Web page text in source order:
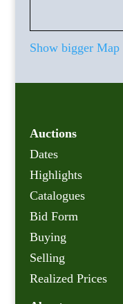
Show bigger Map
Auctions
Dates
Highlights
Catalogues
Bid Form
Buying
Selling
Realized Prices